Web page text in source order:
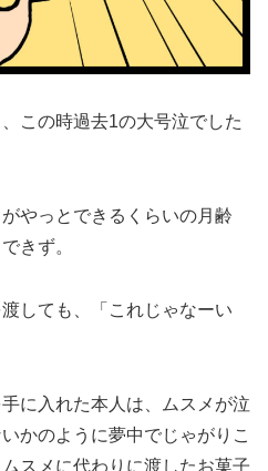
この時過去1の大号泣でした
やっとできるくらいの月齢
きず。
しても、「これじゃなーい
に入れた本人は、ムスメが泣
かのように夢中でじゃがりこ
スメに代わりに渡したお菓子